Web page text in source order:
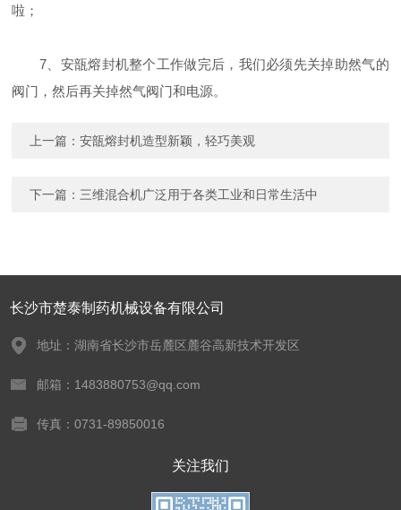
啦；
7、安瓿熔封机整个工作做完后，我们必须先关掉助然气的
阀门，然后再关掉然气阀门和电源。
上一篇：安瓿熔封机造型新颖，轻巧美观
下一篇： 三维混合机广泛用于各类工业和日常生活中
长沙市楚泰制药机械设备有限公司
地址：湖南省长沙市岳麓区麓谷高新技术开发区
邮箱：1483880753@qq.com
传真：0731-89850016
关注我们